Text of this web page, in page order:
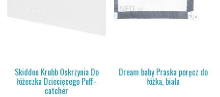
Skiddou Krubb Oskrzynia Do
łóżeczka Dziecięcego Puff-
catcher
Dream baby Praska poręcz do
łóżka, biała